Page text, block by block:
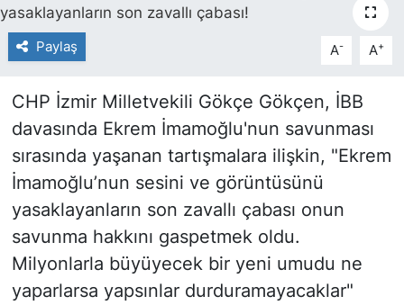
Paylaş A- A+
CHP İzmir Milletvekili Gökçe Gökçen, İBB
davasında Ekrem İmamoğlu'nun savunması
sırasında yaşanan tartışmalara ilişkin, "Ekrem
İmamoğlu’nun sesini ve görüntüsünü
yasaklayanların son zavallı çabası onun
savunma hakkını gaspetmek oldu.
Milyonlarla büyüyecek bir yeni umudu ne
yaparlarsa yapsınlar durduramayacaklar"